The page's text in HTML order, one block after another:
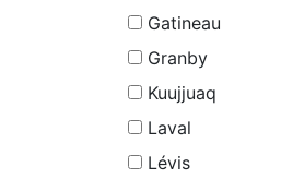
Gatineau
Granby
Kuujjuaq
Laval
Lévis